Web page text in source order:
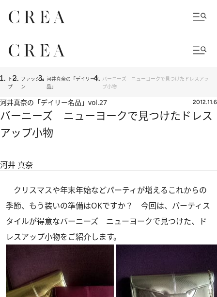
トッ
プ
ファッショ
ン
河井真奈の「デイリー名
品」
バーニーズ ニューヨークで見つけたドレスアッ
プ小物
河井真奈の「デイリー名品」 vol.27 2012.11.6
バーニーズ ニューヨークで見つけたドレス
アップ小物
河井 真奈
クリスマスや年末年始などパーティが増えるこれからの
季節、もう装いの準備はOKですか？ 今回は、パーティス
タイルが得意なバーニーズ ニューヨークで見つけた、ド
レスアップ小物をご紹介します。